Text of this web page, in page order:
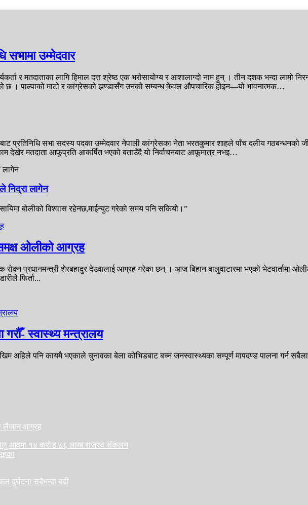
सभामा उम्मेदवार
र मतदाताका लागि हिमाल दत्त श्रेष्ठ एक भरोसायोग्य र आशालाग्दो नाम हुन् । तीन दशक भन्दा लामो
छ । पाल्पाको माटो र कांग्रेसको झण्डासँग उनको सम्बन्ध केवल औपचारिक होइन—यो भावनात्मक…
प्रतिनिधि सभा सदस्य पदका उम्मेदवार नेपाली कांग्रेसका नेता भरतकुमार शाहले पाँच दलीय
देखेर मतदाता आफूप्रति आकर्षित भएको बताउँदै यो निर्वाचनबाट आफूमात्र नभइ…
निद्रा लागेन
बोलीको विश्वास रहेनछ,माईन्युट गरेको समय पनि सकियो।”
ओलीको आग्रह
प्रधानमन्त्री शेरबहादुर देउवालाई आग्रह गरेका छन् । आज बिहान बालुवाटारमा भएको भेटवार्तामा
फिर्ता...
गरौँ- स्वास्थ्य मन्त्रालय
अहिले पनि कायमै भएकाले चुनावका बेला कोभिडबाट बच्न जनस्वास्थ्यका सम्पूर्ण मापदण्ड पालना गर्न
लैजान आग्रह
चालु आवमा १४ करोड ७६ लाख राजस्व संकलन
दुर्घटना सबैभन्दा बढी